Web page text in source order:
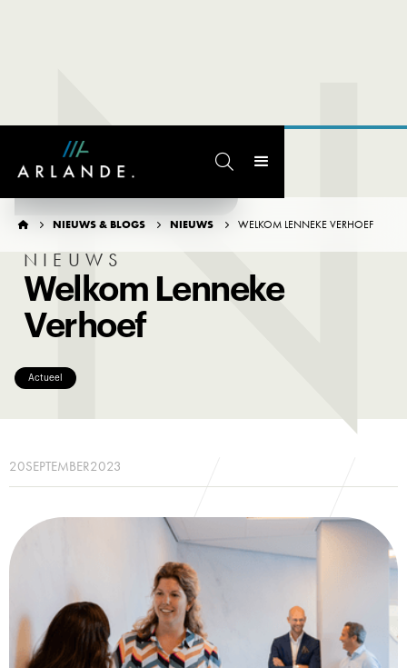

  NIEUWS & BLOGS  NIEUWS  WELKOM LENNEKE VERHOEF
NIEUWS
Welkom Lenneke
Verhoef
Actueel
20SEPTEMBER2023